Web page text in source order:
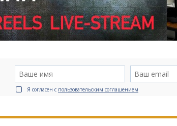
Я согласен с пользовательским соглашением